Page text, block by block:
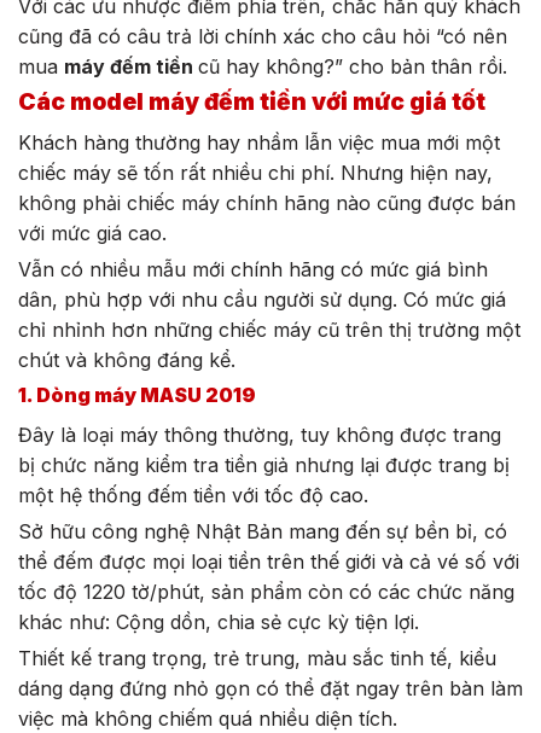
Với các ưu nhược điểm phía trên, chắc hẳn quý khách
cũng đã có câu trả lời chính xác cho câu hỏi “có nên
mua máy đếm tiền cũ hay không?” cho bản thân rồi.
Các model máy đếm tiền với mức giá tốt
Khách hàng thường hay nhầm lẫn việc mua mới một
chiếc máy sẽ tốn rất nhiều chi phí. Nhưng hiện nay,
không phải chiếc máy chính hãng nào cũng được bán
với mức giá cao.
Vẫn có nhiều mẫu mới chính hãng có mức giá bình
dân, phù hợp với nhu cầu người sử dụng. Có mức giá
chỉ nhỉnh hơn những chiếc máy cũ trên thị trường một
chút và không đáng kể.
1. Dòng máy MASU 2019
Đây là loại máy thông thường, tuy không được trang
bị chức năng kiểm tra tiền giả nhưng lại được trang bị
một hệ thống đếm tiền với tốc độ cao.
Sở hữu công nghệ Nhật Bản mang đến sự bền bỉ, có
thể đếm được mọi loại tiền trên thế giới và cả vé số với
tốc độ 1220 tờ/phút, sản phẩm còn có các chức năng
khác như: Cộng dồn, chia sẻ cực kỳ tiện lợi.
Thiết kế trang trọng, trẻ trung, màu sắc tinh tế, kiểu
dáng dạng đứng nhỏ gọn có thể đặt ngay trên bàn làm
việc mà không chiếm quá nhiều diện tích.